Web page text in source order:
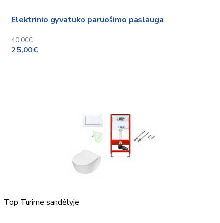
Elektrinio gyvatuko paruošimo paslauga
40,00€
25,00€
Top Turime sandėlyje